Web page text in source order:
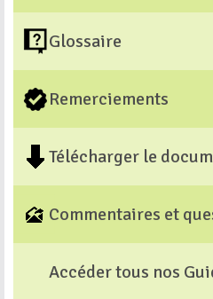
Glossaire
Remerciements
Télécharger le
Commentaires et
Accéder tous nos